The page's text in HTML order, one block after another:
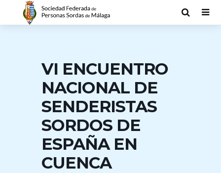
VI ENCUENTRO
NACIONAL DE
SENDERISTAS
SORDOS DE
ESPAÑA EN
CUENCA